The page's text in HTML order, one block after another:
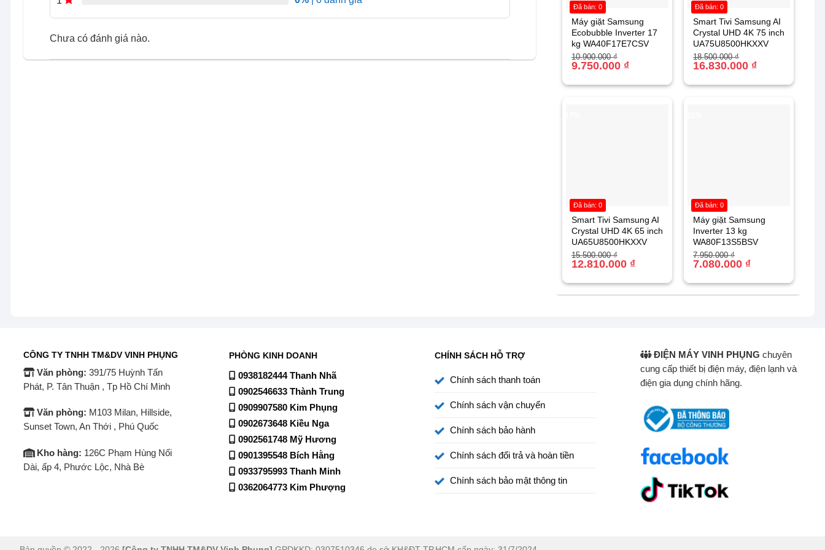
Ngăn kệ kính cường lực: Các khay ngăn được làm bằng kính cường lực có khả năng chịu lực lên đến 100kg,
cho phép bạn thoải mái đựng các nồi thức ăn nặng mà không lo nứt vỡ.
⚡ Tủ lạnh Sharp Inverter 247 lít SJ-X270V-SL Công Nghệ J-Tech Inverter & Chế Độ Extra Eco
Sharp SJ-X270V-SL được mệnh danh là “phù thủy tiết kiệm điện” nhờ sự kết hợp kép:
Chưa có đánh giá nào.
Máy giặt Samsung
Ecobubble Inverter 17
kg WA40F17E7CSV
10.900.000₫
Giá
gốc
9.750.000 ₫
Giá
hiện
9.750.000 ₫.
Đã bán: 0
Smart Tivi Samsung AI
Crystal UHD 4K 75 inch
UA75U8500HKXXV
18.500.000₫
Giá
gốc
16.830.000 ₫
Giá
hiện
16.830.000 ₫.
Đã bán: 0
Smart Tivi Samsung AI
Crystal UHD 4K 65 inch
UA65U8500HKXXV
15.500.000₫
Giá
gốc
12.810.000 ₫
Giá
hiện
12.810.000 ₫.
Đã bán: 0
Máy giặt Samsung
Inverter 13 kg
WA80F13S5BSV
7.950.000₫
Giá
gốc
7.080.000 ₫
Giá
hiện
7.080.000 ₫.
Đã bán: 0
CÔNG TY TNHH TM&DV VINH PHỤNG
Văn phòng: 391/75 Huỳnh Tấn
Phát, P. Tân Thuận , Tp Hồ Chí Minh
Văn phòng: M103 Milan, Hillside,
Sunset Town, An Thới , Phú Quốc
Kho hàng: 126C Phạm Hùng Nối
Dài, ấp 4, Phước Lộc, Nhà Bè
PHÒNG KINH DOANH
0938182444 Thanh Nhã
0902546633 Thành Trung
0909907580 Kim Phụng
0902673648 Kiều Nga
0902561748 Mỹ Hương
0901395548 Bích Hằng
0933795993 Thanh Minh
0362064773 Kim Phượng
CHÍNH SÁCH HỖ TRỢ
Chính sách thanh toán
Chính sách vận chuyển
Chính sách bảo hành
Chính sách đổi trả và hoàn tiền
Chính sách bảo mật thông tin
ĐIỆN MÁY VINH PHỤNG chuyên
cung cấp thiết bị điện máy, điện lạnh và
điện gia dụng chính hãng.